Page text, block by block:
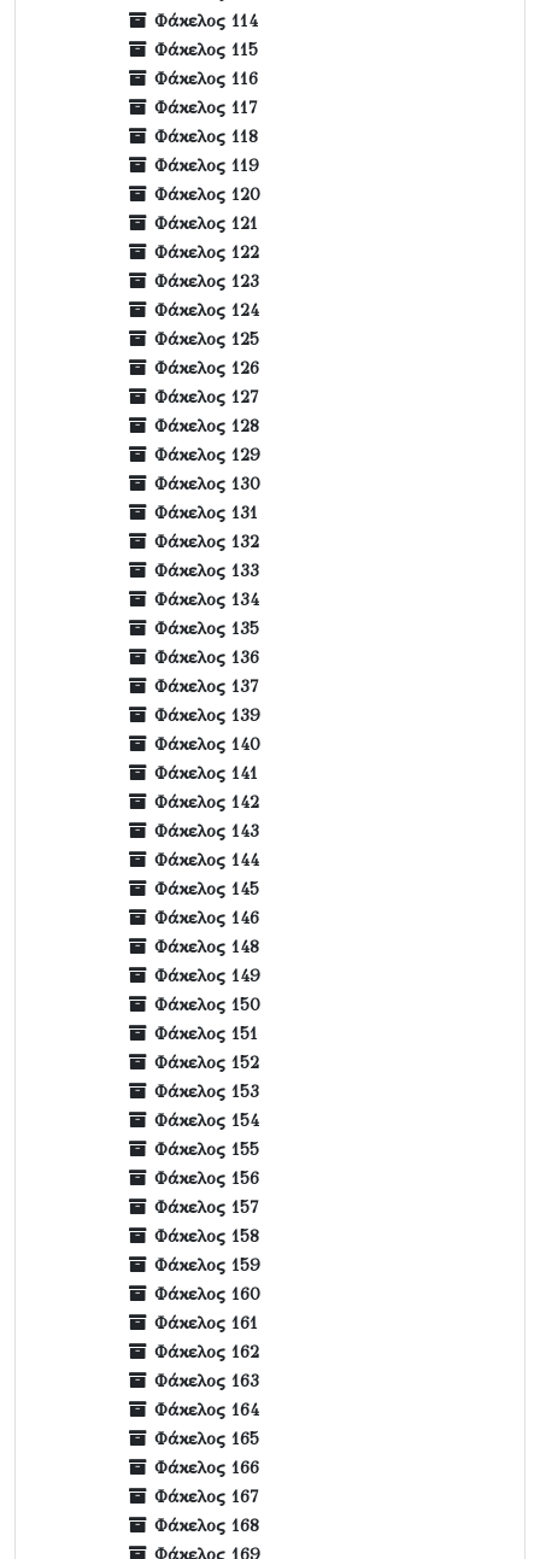
Φάκελος 114
Φάκελος 115
Φάκελος 116
Φάκελος 117
Φάκελος 118
Φάκελος 119
Φάκελος 120
Φάκελος 121
Φάκελος 122
Φάκελος 123
Φάκελος 124
Φάκελος 125
Φάκελος 126
Φάκελος 127
Φάκελος 128
Φάκελος 129
Φάκελος 130
Φάκελος 131
Φάκελος 132
Φάκελος 133
Φάκελος 134
Φάκελος 135
Φάκελος 136
Φάκελος 137
Φάκελος 139
Φάκελος 140
Φάκελος 141
Φάκελος 142
Φάκελος 143
Φάκελος 144
Φάκελος 145
Φάκελος 146
Φάκελος 148
Φάκελος 149
Φάκελος 150
Φάκελος 151
Φάκελος 152
Φάκελος 153
Φάκελος 154
Φάκελος 155
Φάκελος 156
Φάκελος 157
Φάκελος 158
Φάκελος 159
Φάκελος 160
Φάκελος 161
Φάκελος 162
Φάκελος 163
Φάκελος 164
Φάκελος 165
Φάκελος 166
Φάκελος 167
Φάκελος 168
Φάκελος 169